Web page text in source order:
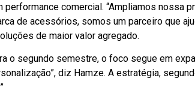
comercial. “Ampliamos nossa
de acessórios, somos um parceiro que
de maior valor agregado.
o segundo semestre, o foco segue em
diz Hamze. A estratégia,